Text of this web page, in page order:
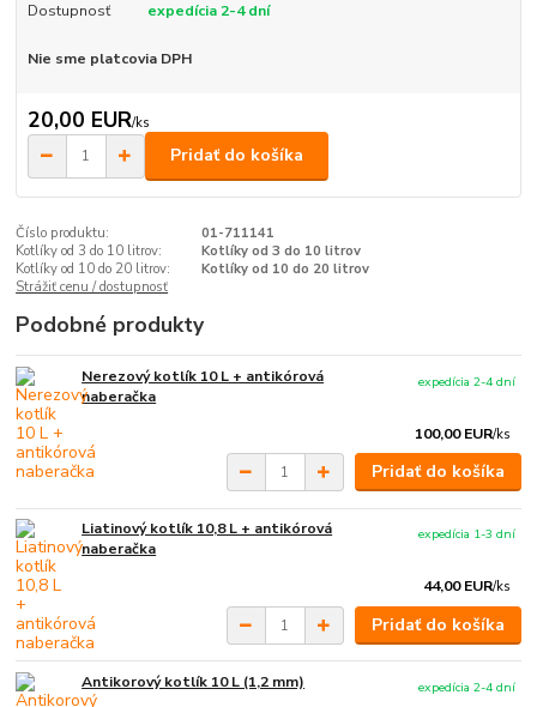
Dostupnosť expedícia 2-4 dní
Nie sme platcovia DPH
20,00 EUR/ks
Pridať do košíka
Číslo produktu:
01-711141
Kotlíky od 3 do 10 litrov:
Kotlíky od 3 do 10 litrov
Kotlíky od 10 do 20 litrov:
Kotlíky od 10 do 20 litrov
Strážiť cenu / dostupnosť
Podobné produkty
Nerezový kotlík 10 L + antikórová
naberačka
100,00 EUR/ks
expedícia 2-4 dní
Pridať do košíka
Liatinový kotlík 10,8 L + antikórová
naberačka
44,00 EUR/ks
expedícia 1-3 dní
Pridať do košíka
Antikorový kotlík 10 L (1,2 mm)
expedícia 2-4 dní